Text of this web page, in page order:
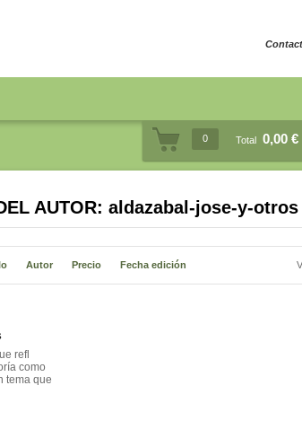
0 Total 0,00 €
AUTOR: aldazabal-jose-y-otros
Autor Precio Fecha edición
refl
como
tema que